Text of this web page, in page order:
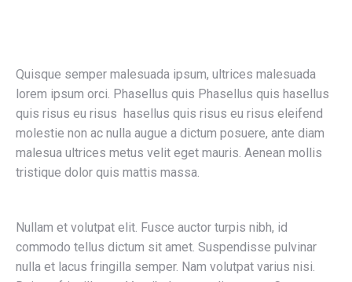
Quisque semper malesuada ipsum, ultrices malesuada
lorem ipsum orci. Phasellus quis Phasellus quis hasellus
quis risus eu risus hasellus quis risus eu risus eleifend
molestie non ac nulla augue a dictum posuere, ante diam
malesua ultrices metus velit eget mauris. Aenean mollis
tristique dolor quis mattis massa.
Nullam et volutpat elit. Fusce auctor turpis nibh, id
commodo tellus dictum sit amet. Suspendisse pulvinar
nulla et lacus fringilla semper. Nam volutpat varius nisi.